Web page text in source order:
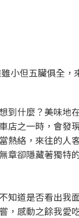
小但五臟俱全
到什麼？美味地
店之一時，會發
熱絡，來往的人
章卻隱藏著獨特
知道是否看出我
，感動之餘我愛